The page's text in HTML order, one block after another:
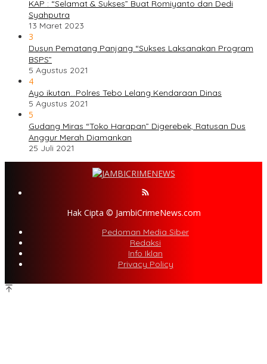
KAP : “Selamat & Sukses” Buat Romiyanto dan Dedi
Syahputra
13 Maret 2023
3
Dusun Pematang Panjang “Sukses Laksanakan Program
BSPS”
5 Agustus 2021
4
Ayo ikutan…Polres Tebo Lelang Kendaraan Dinas
5 Agustus 2021
5
Gudang Miras “Toko Harapan” Digerebek, Ratusan Dus
Anggur Merah Diamankan
25 Juli 2021
Hak Cipta © JambiCrimeNews.com
Pedoman Media Siber
Redaksi
Info Iklan
Privacy Policy